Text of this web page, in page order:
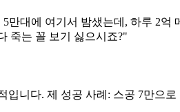
대에 여기서 밤샜는데, 하루 2
죽는 꼴 보기 싫으시죠?"
니다. 제 성공 사례: 스공 7만으